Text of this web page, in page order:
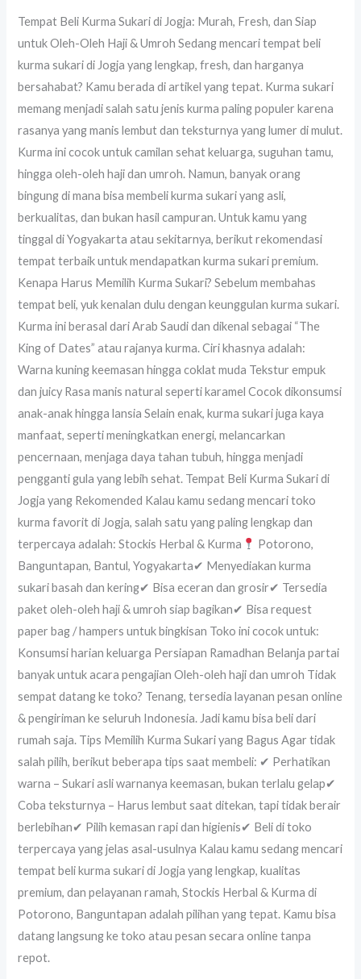
Tempat Beli Kurma Sukari di Jogja: Murah, Fresh, dan Siap
untuk Oleh-Oleh Haji & Umroh Sedang mencari tempat beli
kurma sukari di Jogja yang lengkap, fresh, dan harganya
bersahabat? Kamu berada di artikel yang tepat. Kurma sukari
memang menjadi salah satu jenis kurma paling populer karena
rasanya yang manis lembut dan teksturnya yang lumer di mulut.
Kurma ini cocok untuk camilan sehat keluarga, suguhan tamu,
hingga oleh-oleh haji dan umroh. Namun, banyak orang
bingung di mana bisa membeli kurma sukari yang asli,
berkualitas, dan bukan hasil campuran. Untuk kamu yang
tinggal di Yogyakarta atau sekitarnya, berikut rekomendasi
tempat terbaik untuk mendapatkan kurma sukari premium.
Kenapa Harus Memilih Kurma Sukari? Sebelum membahas
tempat beli, yuk kenalan dulu dengan keunggulan kurma sukari.
Kurma ini berasal dari Arab Saudi dan dikenal sebagai “The
King of Dates” atau rajanya kurma. Ciri khasnya adalah:
Warna kuning keemasan hingga coklat muda Tekstur empuk
dan juicy Rasa manis natural seperti karamel Cocok dikonsumsi
anak-anak hingga lansia Selain enak, kurma sukari juga kaya
manfaat, seperti meningkatkan energi, melancarkan
pencernaan, menjaga daya tahan tubuh, hingga menjadi
pengganti gula yang lebih sehat. Tempat Beli Kurma Sukari di
Jogja yang Rekomended Kalau kamu sedang mencari toko
kurma favorit di Jogja, salah satu yang paling lengkap dan
terpercaya adalah: Stockis Herbal & Kurma
Potorono,
Banguntapan, Bantul, Yogyakarta✔ Menyediakan kurma
sukari basah dan kering✔ Bisa eceran dan grosir✔ Tersedia
paket oleh-oleh haji & umroh siap bagikan✔ Bisa request
paper bag / hampers untuk bingkisan Toko ini cocok untuk:
Konsumsi harian keluarga Persiapan Ramadhan Belanja partai
banyak untuk acara pengajian Oleh-oleh haji dan umroh Tidak
sempat datang ke toko? Tenang, tersedia layanan pesan online
& pengiriman ke seluruh Indonesia. Jadi kamu bisa beli dari
rumah saja. Tips Memilih Kurma Sukari yang Bagus Agar tidak
salah pilih, berikut beberapa tips saat membeli: ✔ Perhatikan
warna – Sukari asli warnanya keemasan, bukan terlalu gelap✔
Coba teksturnya – Harus lembut saat ditekan, tapi tidak berair
berlebihan✔ Pilih kemasan rapi dan higienis✔ Beli di toko
terpercaya yang jelas asal-usulnya Kalau kamu sedang mencari
tempat beli kurma sukari di Jogja yang lengkap, kualitas
premium, dan pelayanan ramah, Stockis Herbal & Kurma di
Potorono, Banguntapan adalah pilihan yang tepat. Kamu bisa
datang langsung ke toko atau pesan secara online tanpa
repot.